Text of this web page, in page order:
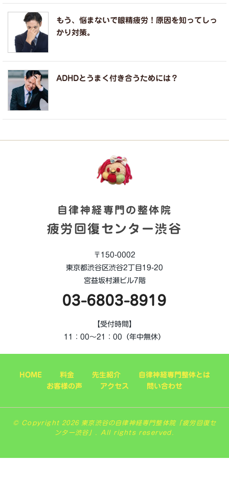
もう、悩まないで眼精疲労！原因を知ってしっ
かり対策。
ADHDとうまく付き合うためには？
自律神経専門の整体院
疲労回復センター渋谷
〒150-0002
東京都渋谷区渋谷2丁目19-20
宮益坂村瀬ビル7階
03-6803-8919
【受付時間】
11：00～21：00（年中無休）
HOME 料金 先生紹介
自律神経専門整体とは
お客様の声
アクセス 問い合わせ
© Copyright 2026 東京渋谷の自律神経専門整体院「疲労回復セ
ンター渋谷」. All rights reserved.